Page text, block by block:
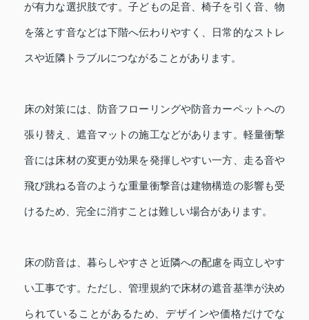
が有力な選択肢です。子どもの足音、椅子を引く音、物
を落とす音などは下階へ伝わりやすく、日常的なストレ
スや近隣トラブルにつながることがあります。
床の対策には、防音フローリングや防音カーペットへの
張り替え、遮音マットの施工などがあります。軽量衝撃
音には床材の変更が効果を発揮しやすい一方、走る音や
飛び跳ねる音のような重量衝撃音は建物構造の影響も受
けるため、完全に消すことは難しい場合があります。
床の防音は、暮らしやすさと近隣への配慮を両立しやす
い工事です。ただし、管理規約で床材の遮音基準が決め
られていることがあるため、デザインや価格だけでな